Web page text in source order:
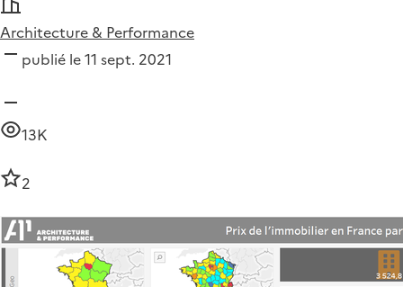
Architecture & Performance
publié le 11 sept. 2021
13K
2